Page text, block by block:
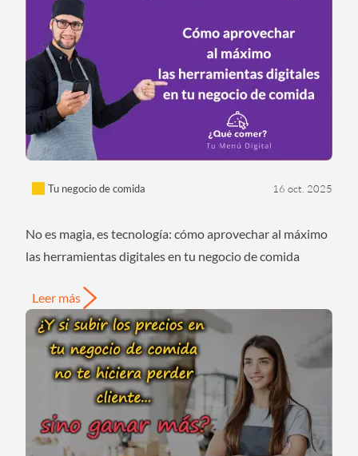
Tu negocio de comida 16 oct. 2025
No es magia, es tecnología: cómo aprovechar al máximo
las herramientas digitales en tu negocio de comida
Leer más